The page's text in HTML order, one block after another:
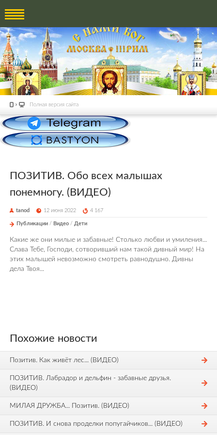
Полная версия сайта
ПОЗИТИВ. Обо всех малышах
понемногу. (ВИДЕО)
tanod 12 июня 2022 4 167
Публикации / Видео / Дети
Какие же они милые и забавные! Столько любви и умиления...
Слава Тебе, Господи, сотворивший нам такой дивный мир! На
этих малышей невозможно смотреть равнодушно. Дивны
дела Твоя...
Похожие новости
Позитив. Как живёт лес... (ВИДЕО)
ПОЗИТИВ. Лабрадор и дельфин - забавные друзья.
(ВИДЕО)
МИЛАЯ ДРУЖБА... Позитив. (ВИДЕО)
ПОЗИТИВ. И снова проделки попугайчиков... (ВИДЕО)